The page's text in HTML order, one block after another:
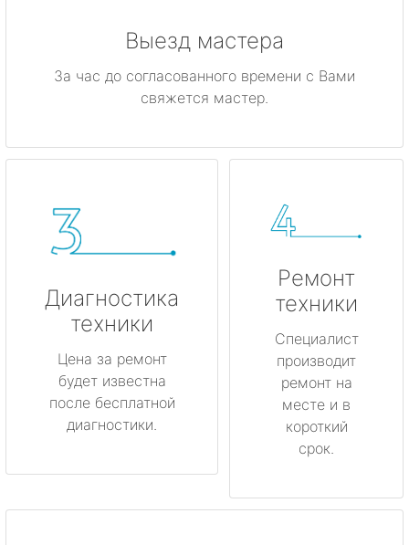
Выезд мастера
За час до согласованного времени с Вами
свяжется мастер.
Диагностика
техники
Цена за ремонт
будет известна
после бесплатной
диагностики.
Ремонт
техники
Специалист
производит
ремонт на
месте и в
короткий
срок.